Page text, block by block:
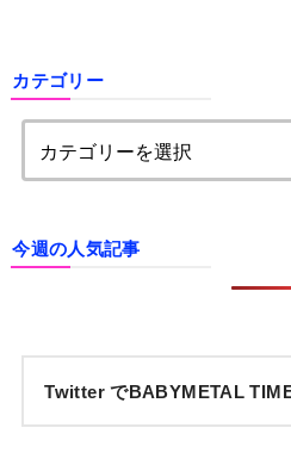
カテゴリー
今週の人気記事
Twitter でBABYMETAL